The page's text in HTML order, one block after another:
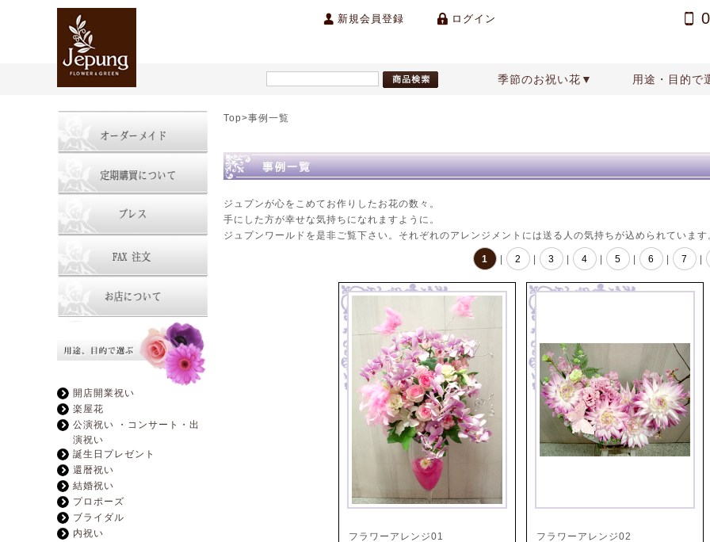
新規会員登録 ログイン
季節のお祝い花▼
季節のお祝い花
用途・目的
開店祝い・開業祝い 公演祝い ・コンサート・出演祝い
内祝い
スタンド花 胡蝶蘭 洋蘭 フラワーアレンジメント
オーダーメイドアレンジ
ハワイアン雑貨
Top>事例一覧
ジュプンが心をこめてお作りしたお花の数々。
手にした方が幸せな気持ちになれますように。
ジュプンワールドを是非ご覧下さい。それぞれのアレンジメントには送る人の気持ちが込められています
1 | 2 | 3 | 4 | 5 | 6 | 7 |
フラワーアレンジ01 フラワーアレンジ02
開店開業祝い
楽屋花
公演祝い ・コンサート・出
演祝い
誕生日プレゼント
還暦祝い
結婚祝い
プロポーズ
ブライダル
内祝い